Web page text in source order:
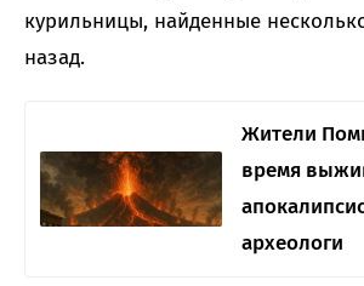
курильницы, найденные
назад.
Жители
время
археологи